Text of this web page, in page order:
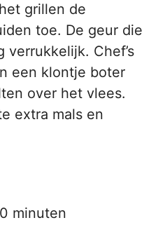
grillen de
toe. De geur die
verrukkelijk. Chef’s
een klontje boter
over het vlees.
extra mals en
minuten